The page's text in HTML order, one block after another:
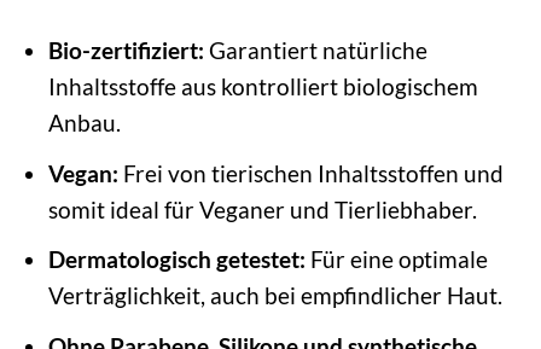
Bio-zertifiziert: Garantiert natürliche
Inhaltsstoffe aus kontrolliert biologischem
Anbau.
Vegan: Frei von tierischen Inhaltsstoffen und
somit ideal für Veganer und Tierliebhaber.
Dermatologisch getestet: Für eine optimale
Verträglichkeit, auch bei empfindlicher Haut.